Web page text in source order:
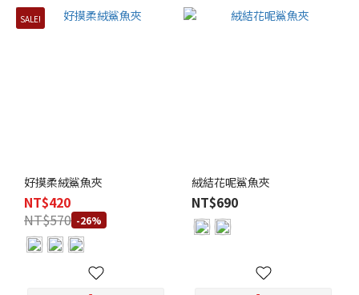
SALE!
好摸柔絨鯊魚夾
NT$420
NT$570 -26%
絨結花呢鯊魚夾
NT$690